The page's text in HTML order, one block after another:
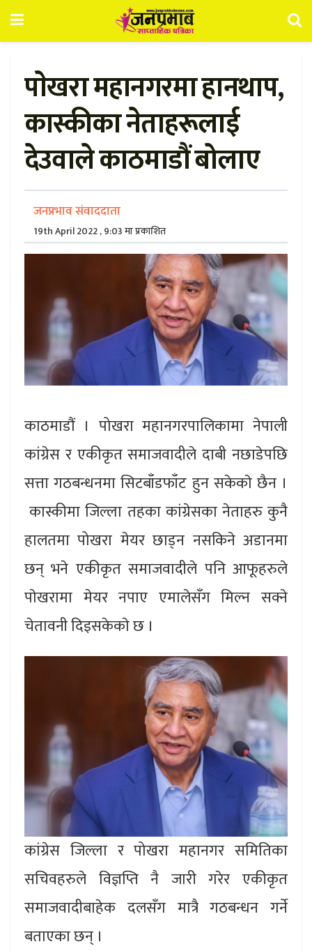
पाेखरा महानगरमा हानथाप,
कास्कीका नेताहरूलाई
देउवाले काठमाडौं बोलाए
जनप्रभाव संवाददाता
19th April 2022 , 9:03 मा प्रकाशित
काठमाडौं । पोखरा महानगरपालिकामा नेपाली
कांग्रेस र एकीकृत समाजवादीले दाबी नछाडेपछि
सत्ता गठबन्धनमा सिटबाँडफाँट हुन सकेकाे छैन ।
कास्कीमा जिल्ला तहका कांग्रेसका नेताहरु कुनै
हालतमा पोखरा मेयर छाड्न नसकिने अडानमा
छन् भने एकीकृत समाजवादीले पनि आफूहरुले
पाेखरामा मेयर नपाए एमालेसँग मिल्न सक्ने
चेतावनी दिइसकेकाे छ ।
कांग्रेस जिल्ला र पोखरा महानगर समितिका
सचिवहरुले विज्ञप्ति नै जारी गरेर एकीकृत
समाजवादीबाहेक दलसँग मात्रै गठबन्धन गर्ने
बताएका छन् ।